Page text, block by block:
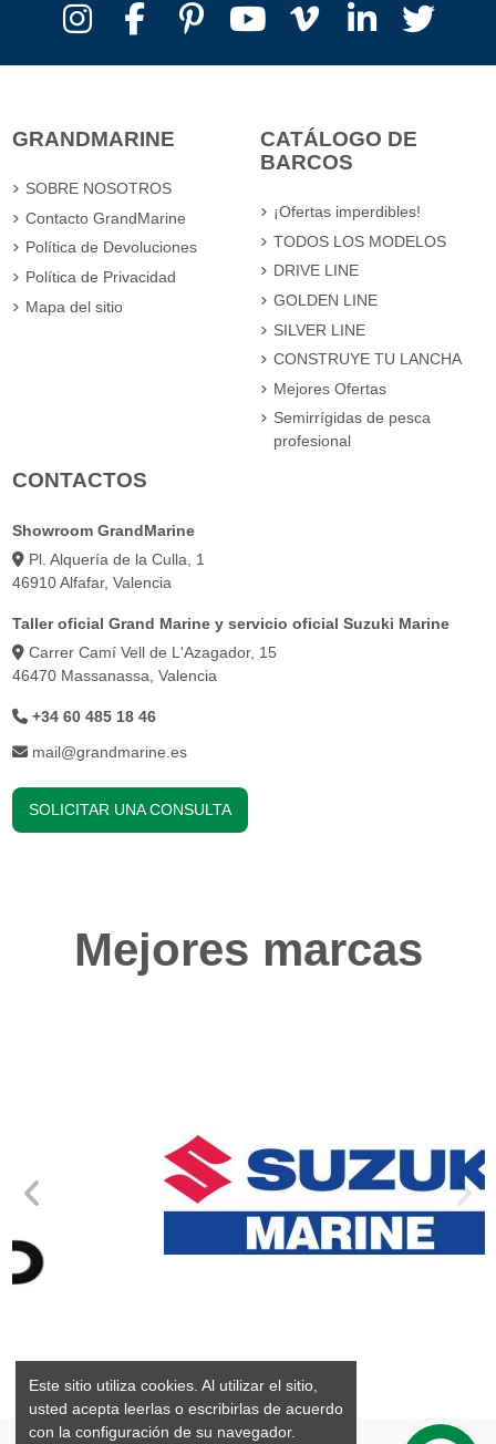
GRANDMARINE
SOBRE NOSOTROS
Contacto GrandMarine
Política de Devoluciones
Política de Privacidad
Mapa del sitio
CATÁLOGO DE
BARCOS
¡Ofertas imperdibles!
TODOS LOS MODELOS
DRIVE LINE
GOLDEN LINE
SILVER LINE
CONSTRUYE TU LANCHA
Mejores Ofertas
Semirrígidas de pesca
profesional
CONTACTOS
Showroom GrandMarine
Pl. Alquería de la Culla, 1
46910 Alfafar, Valencia
Taller oficial Grand Marine y servicio oficial Suzuki Marine
Carrer Camí Vell de L'Azagador, 15
46470 Massanassa, Valencia
+34 60 485 18 46
mail@grandmarine.es
SOLICITAR UNA CONSULTA
Mejores marcas
Este sitio utiliza cookies. Al utilizar el sitio,
usted acepta leerlas o escribirlas de acuerdo
con la configuración de su navegador.